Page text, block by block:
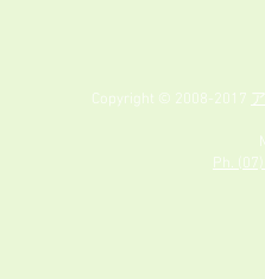
Copyright © 2008-2017
Ph.